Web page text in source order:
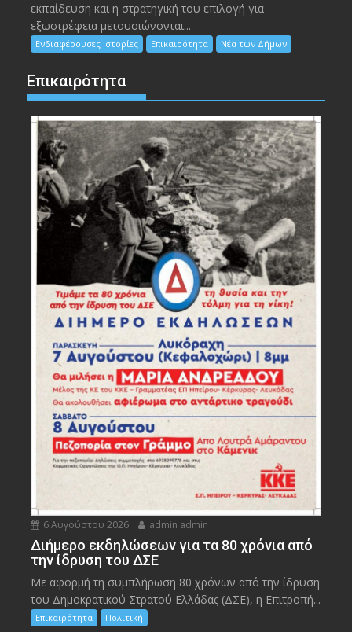
εκπαίδευση και η στρατηγική του επιλογή για
εξωστρέφεια μετουσιώνονται...
Ενδιαφέρουσες Ιστορίες Επικαιρότητα Νέα των Δήμων
Επικαιρότητα
6 Αυγούστου 2026 admin admin
Διήμερο εκδηλώσεων για τα 80 χρόνια από
την ίδρυση του ΔΣΕ
Με αφορμή τη συμπλήρωση 80 χρόνων από την ίδρυση
του Δημοκρατικού Στρατού Ελλάδας (ΔΣΕ), η Επιτροπή...
Επικαιρότητα Πολιτική